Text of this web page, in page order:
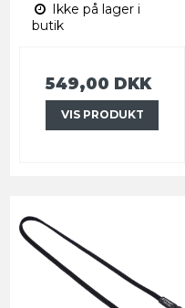
Ikke på lager i
butik
549,00 DKK
VIS PRODUKT